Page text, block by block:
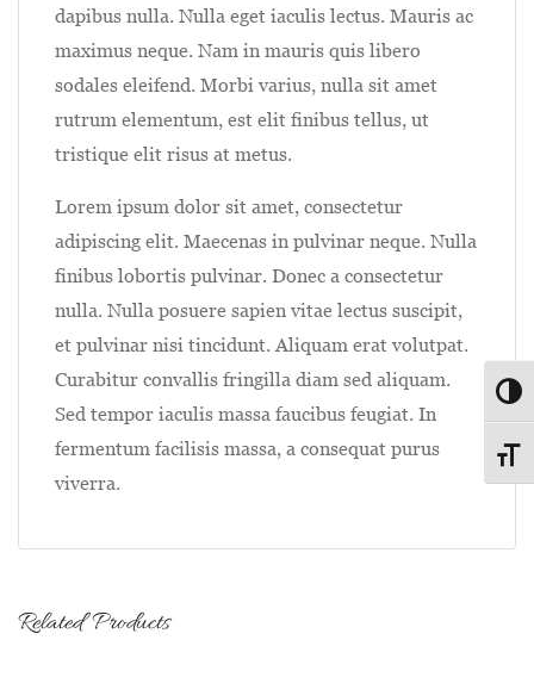
dapibus nulla. Nulla eget iaculis lectus. Mauris ac
maximus neque. Nam in mauris quis libero
sodales eleifend. Morbi varius, nulla sit amet
rutrum elementum, est elit finibus tellus, ut
tristique elit risus at metus.
Lorem ipsum dolor sit amet, consectetur
adipiscing elit. Maecenas in pulvinar neque. Nulla
finibus lobortis pulvinar. Donec a consectetur
nulla. Nulla posuere sapien vitae lectus suscipit,
et pulvinar nisi tincidunt. Aliquam erat volutpat.
Curabitur convallis fringilla diam sed aliquam.
Sed tempor iaculis massa faucibus feugiat. In
fermentum facilisis massa, a consequat purus
viverra.
Related Products